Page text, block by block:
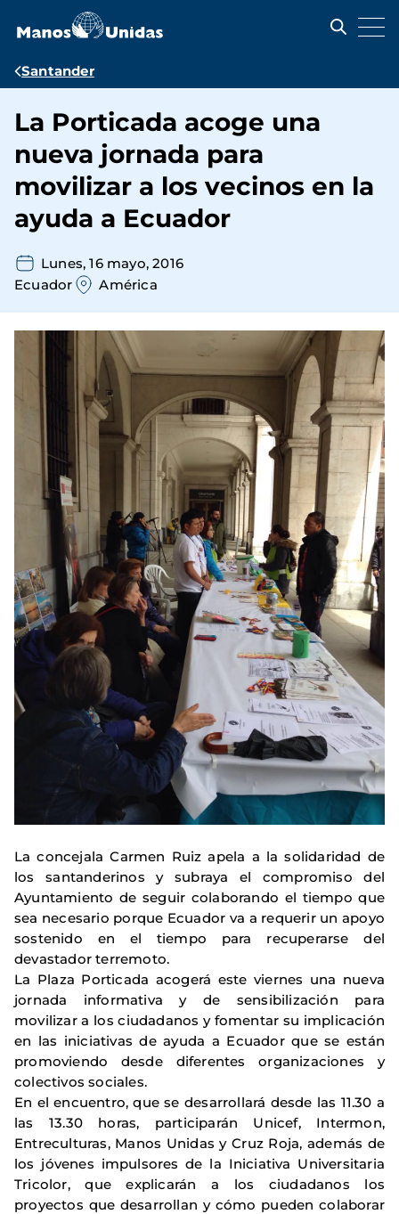
contenido
Ruta
navegación
Santander
La Porticada acoge una
nueva jornada para
movilizar a los vecinos en la
ayuda a Ecuador
Lunes, 16 mayo, 2016
Ecuador
América
La concejala Carmen Ruiz apela a la solidaridad de
los santanderinos y subraya el compromiso del
Ayuntamiento de seguir colaborando el tiempo que
sea necesario porque Ecuador va a requerir un apoyo
sostenido en el tiempo para recuperarse del
devastador terremoto.
La Plaza Porticada acogerá este viernes una nueva
jornada informativa y de sensibilización para
movilizar a los ciudadanos y fomentar su implicación
en las iniciativas de ayuda a Ecuador que se están
promoviendo desde diferentes organizaciones y
colectivos sociales.
En el encuentro, que se desarrollará desde las 11.30 a
las 13.30 horas, participarán Unicef, Intermon,
Entreculturas, Manos Unidas y Cruz Roja, además de
los jóvenes impulsores de la Iniciativa Universitaria
Tricolor, que explicarán a los ciudadanos los
proyectos que desarrollan y cómo pueden colaborar